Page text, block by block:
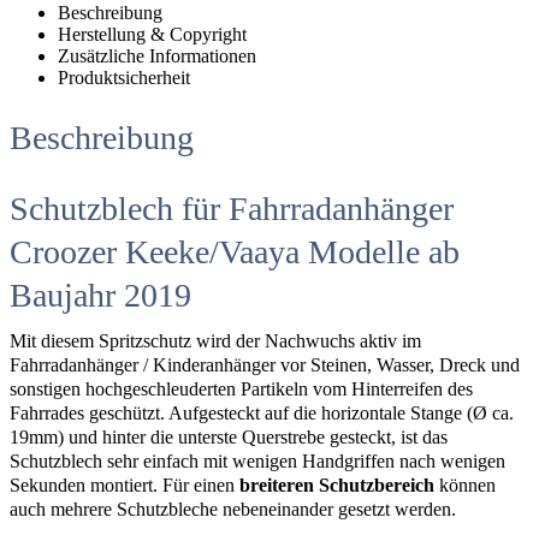
Beschreibung
Herstellung & Copyright
Zusätzliche Informationen
Produktsicherheit
Beschreibung
Schutzblech für Fahrradanhänger
Croozer Keeke/Vaaya Modelle ab
Baujahr 2019
Mit diesem Spritzschutz wird der Nachwuchs aktiv im
Fahrradanhänger / Kinderanhänger vor Steinen, Wasser, Dreck und
sonstigen hochgeschleuderten Partikeln vom Hinterreifen des
Fahrrades geschützt. Aufgesteckt auf die horizontale Stange (Ø ca.
19mm) und hinter die unterste Querstrebe gesteckt, ist das
Schutzblech sehr einfach mit wenigen Handgriffen nach wenigen
Sekunden montiert. Für einen breiteren Schutzbereich können
auch mehrere Schutzbleche nebeneinander gesetzt werden.